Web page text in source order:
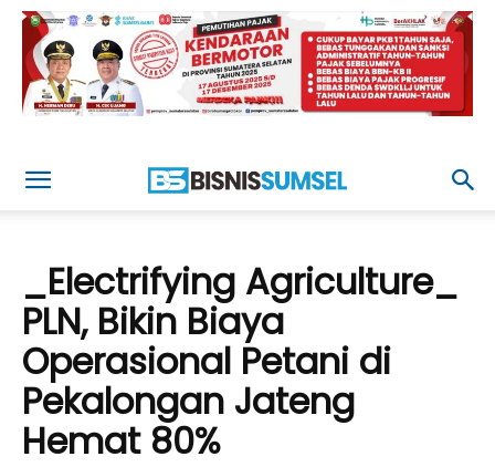
_Electrifying Agriculture_
PLN, Bikin Biaya
Operasional Petani di
Pekalongan Jateng
Hemat 80%